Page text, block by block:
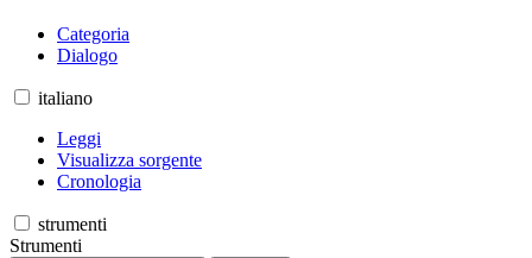
Categoria
Dialogo
italiano
Leggi
Visualizza sorgente
Cronologia
strumenti
Strumenti